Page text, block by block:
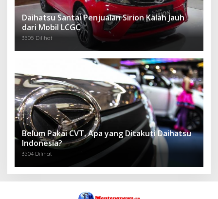
Daihatsu Santai Penjualan Sirion Kalah Jauh
dari Mobil LCGC
3505 Dilihat
Belum Pakai CVT, Apa yang Ditakuti Daihatsu
Indonesia?
3504 Dilihat